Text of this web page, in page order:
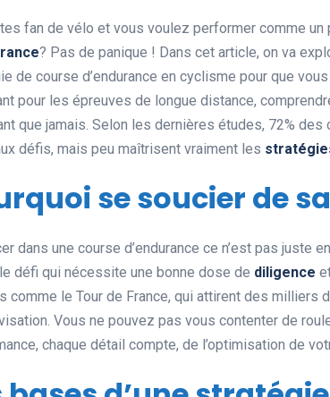
fan de vélo et vous voulez performer comme un
? Pas de panique ! Dans cet article, on va
de course d’endurance en cyclisme pour que
pour les épreuves de longue distance,
que jamais. Selon les dernières études, 72%
défis, mais peu maîtrisent vraiment les
se soucier de
dans une course d’endurance ce n’est pas juste
défi qui nécessite une bonne dose de diligence
comme le Tour de France, qui attirent des milliers
Vous ne pouvez pas vous contenter de
chaque détail compte, de l’optimisation de